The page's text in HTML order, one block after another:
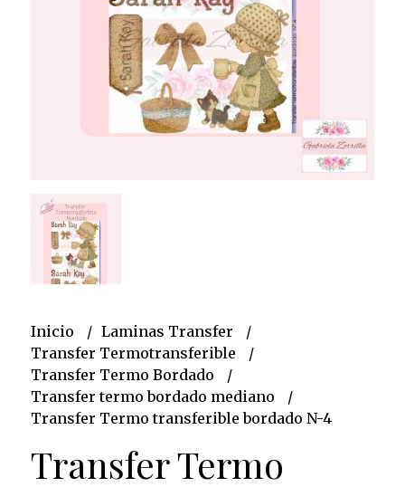
Inicio
Laminas Transfer
Transfer Termotransferible
Transfer Termo Bordado
Transfer termo bordado mediano
Transfer Termo transferible bordado N-4
Transfer Termo